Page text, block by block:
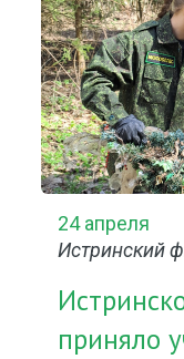
24 апреля
Истринский
приняло